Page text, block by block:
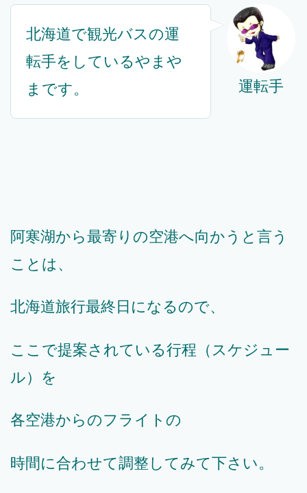
運転手
北海道で観光バスの運
転手をしているやまや
まです。
阿寒湖から最寄りの空港へ向かうと言う
ことは、
北海道旅行最終日になるので、
ここで提案されている行程（スケジュー
ル）を
各空港からのフライトの
時間に合わせて調整してみて下さい。